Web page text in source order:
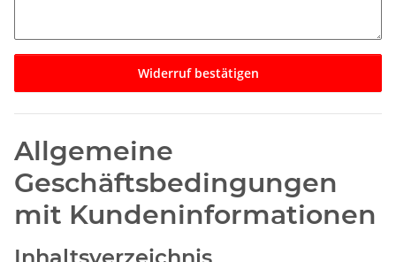
Widerruf bestätigen
Allgemeine
Geschäftsbedingungen
mit Kundeninformationen